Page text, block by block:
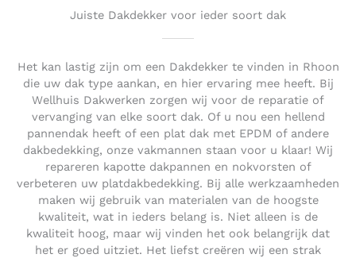
Juiste Dakdekker voor ieder soort dak
Het kan lastig zijn om een Dakdekker te vinden in Rhoon
die uw dak type aankan, en hier ervaring mee heeft. Bij
Wellhuis Dakwerken zorgen wij voor de reparatie of
vervanging van elke soort dak. Of u nou een hellend
pannendak heeft of een plat dak met EPDM of andere
dakbedekking, onze vakmannen staan voor u klaar! Wij
repareren kapotte dakpannen en nokvorsten of
verbeteren uw platdakbedekking. Bij alle werkzaamheden
maken wij gebruik van materialen van de hoogste
kwaliteit, wat in ieders belang is. Niet alleen is de
kwaliteit hoog, maar wij vinden het ook belangrijk dat
het er goed uitziet. Het liefst creëren wij een strak